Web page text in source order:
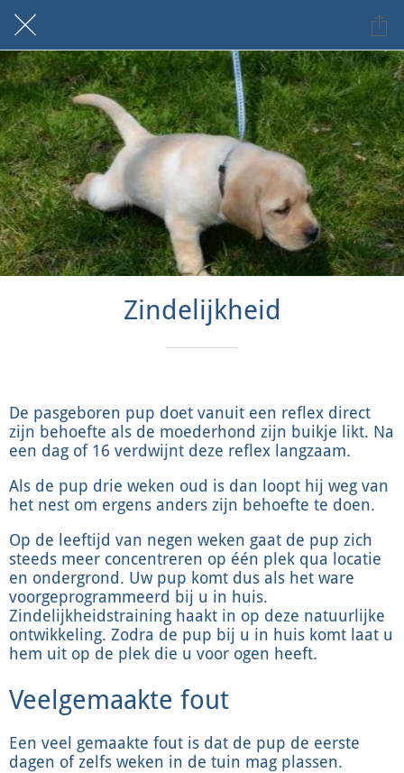
Zindelijkheid
De pasgeboren pup doet vanuit een reflex direct
zijn behoefte als de moederhond zijn buikje likt. Na
een dag of 16 verdwijnt deze reflex langzaam.
Als de pup drie weken oud is dan loopt hij weg van
het nest om ergens anders zijn behoefte te doen.
Op de leeftijd van negen weken gaat de pup zich
steeds meer concentreren op één plek qua locatie
en ondergrond. Uw pup komt dus als het ware
voorgeprogrammeerd bij u in huis.
Zindelijkheidstraining haakt in op deze natuurlijke
ontwikkeling. Zodra de pup bij u in huis komt laat u
hem uit op de plek die u voor ogen heeft.
Veelgemaakte fout
Een veel gemaakte fout is dat de pup de eerste
dagen of zelfs weken in de tuin mag plassen.